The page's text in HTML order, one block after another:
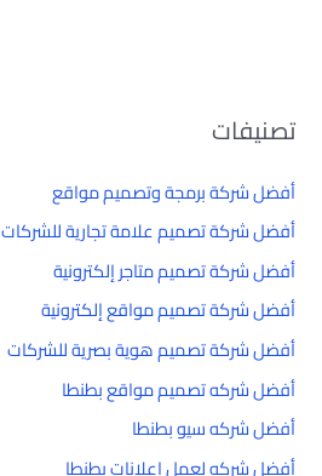
تصنيفات
أفضل شركة برمجة وتصميم مواقع
أفضل شركة تصميم علامة تجارية للشركات
أفضل شركة تصميم متاجر إلكترونية
أفضل شركة تصميم مواقع إلكترونية
أفضل شركة تصميم هوية بصرية للشركات
أفضل شركه تصميم مواقع بطنطا
أفضل شركه سيو بطنطا
أفضل شركه لعمل إعلانات بطنطا